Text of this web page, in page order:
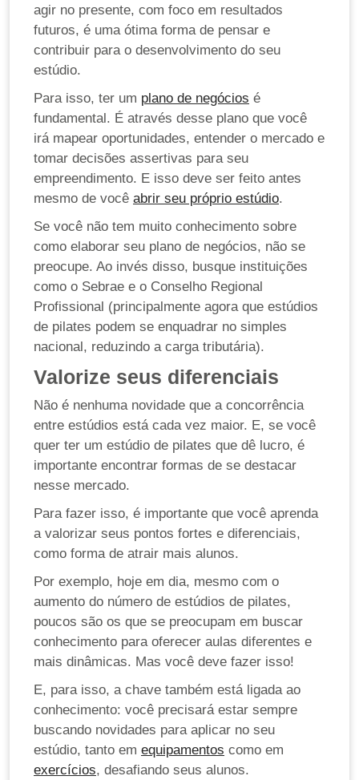
agir no presente, com foco em resultados
futuros, é uma ótima forma de pensar e
contribuir para o desenvolvimento do seu
estúdio.
Para isso, ter um plano de negócios é
fundamental. É através desse plano que você
irá mapear oportunidades, entender o mercado e
tomar decisões assertivas para seu
empreendimento. E isso deve ser feito antes
mesmo de você abrir seu próprio estúdio.
Se você não tem muito conhecimento sobre
como elaborar seu plano de negócios, não se
preocupe. Ao invés disso, busque instituições
como o Sebrae e o Conselho Regional
Profissional (principalmente agora que estúdios
de pilates podem se enquadrar no simples
nacional, reduzindo a carga tributária).
Valorize seus diferenciais
Não é nenhuma novidade que a concorrência
entre estúdios está cada vez maior. E, se você
quer ter um estúdio de pilates que dê lucro, é
importante encontrar formas de se destacar
nesse mercado.
Para fazer isso, é importante que você aprenda
a valorizar seus pontos fortes e diferenciais,
como forma de atrair mais alunos.
Por exemplo, hoje em dia, mesmo com o
aumento do número de estúdios de pilates,
poucos são os que se preocupam em buscar
conhecimento para oferecer aulas diferentes e
mais dinâmicas. Mas você deve fazer isso!
E, para isso, a chave também está ligada ao
conhecimento: você precisará estar sempre
buscando novidades para aplicar no seu
estúdio, tanto em equipamentos como em
exercícios, desafiando seus alunos.